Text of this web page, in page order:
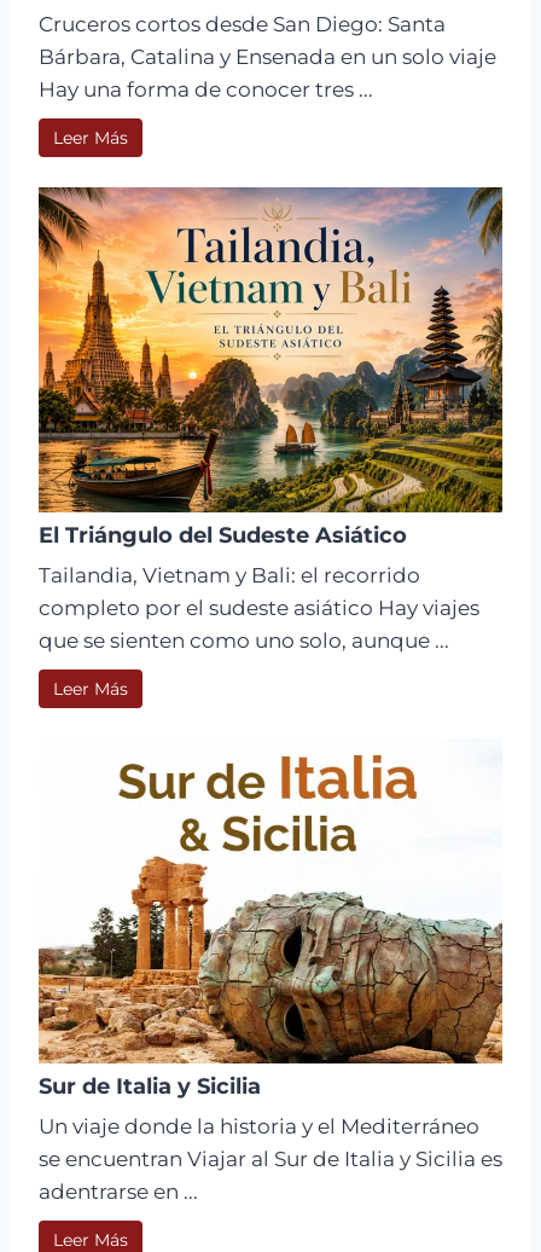
Cruceros cortos desde San Diego: Santa
Bárbara, Catalina y Ensenada en un solo viaje
Hay una forma de conocer tres ...
Leer Más
El Triángulo del Sudeste Asiático
Tailandia, Vietnam y Bali: el recorrido
completo por el sudeste asiático Hay viajes
que se sienten como uno solo, aunque ...
Leer Más
Sur de Italia y Sicilia
Un viaje donde la historia y el Mediterráneo
se encuentran Viajar al Sur de Italia y Sicilia es
adentrarse en ...
Leer Más